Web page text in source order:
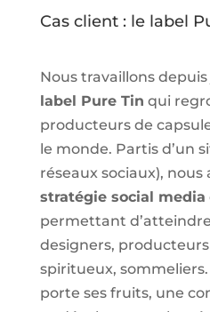
Cas client : le label
Nous travaillons
label Pure Tin qui
producteurs de
le monde. Partis d’un
réseaux sociaux),
stratégie social media
permettant
designers,
spiritueux,
porte ses fruits, une